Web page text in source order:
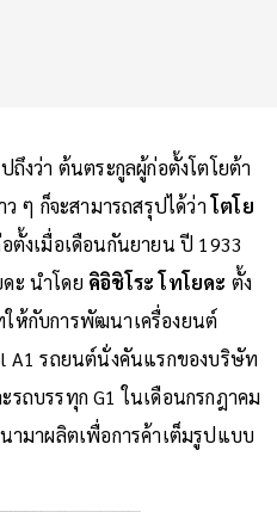
ถึงว่า ต้นตระกูลผู้ก่อตั้งโตโยต้า
ว ๆ ก็จะสามารถสรุปได้ว่าโตโย
อตั้งเมื่อเดือนกันยายน ปี 1933
ะ นำโดย คิอิชิโระ โทโยดะ ตั้ง
ห้กับการพัฒนาเครื่องยนต์
A1 รถยนต์นั่งคันแรกของบริษัท
ถบรรทุก G1 ในเดือนกรกฎาคม
ามาผลิตเพื่อการค้าเต็มรูปแบบ